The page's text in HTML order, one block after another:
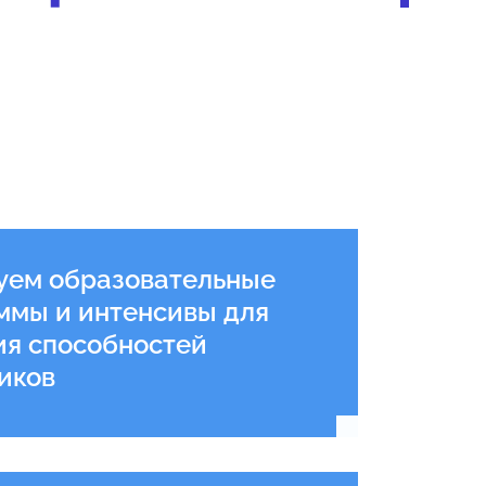
Подробнее
образовательные
и интенсивы для
способностей